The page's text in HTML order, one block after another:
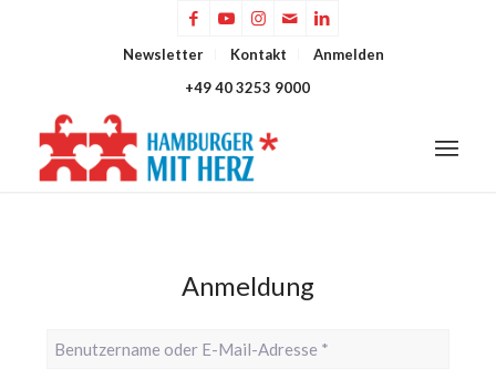
Newsletter Kontakt
Anmelden
+49 40 3253 9000
Anmeldung
Benutzername oder E-Mail-Adresse